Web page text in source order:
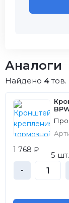
Аналоги
Найдено 4 тов.
1 768 ₽
5 шт.
-